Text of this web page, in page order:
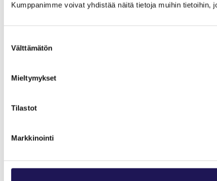
Kumppanimme voivat yhdistää näitä tietoja muihin tietoihin,
valinta
Välttämätön
Mieltymykset
Tilastot
Markkinointi